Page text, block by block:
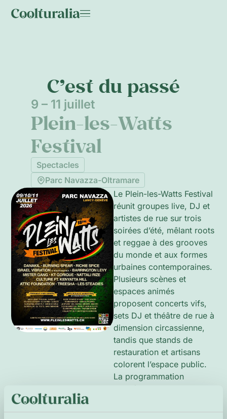
C’est du passé
9 – 11 juillet
Plein-les-Watts
Festival
Spectacles
Parc Navazza-Oltramare
Le Plein-les-Watts Festival
réunit groupes live, DJ et
artistes de rue sur trois
soirées d’été, mêlant roots
et reggae à des grooves
du monde et aux formes
urbaines contemporaines.
Plusieurs scènes et
espaces animés
proposent concerts vifs,
sets DJ et théâtre de rue à
dimension circassienne,
tandis que stands de
restauration et artisans
colorent l’espace public.
La programmation
privilégie les rythmes
artisanale, offrant une